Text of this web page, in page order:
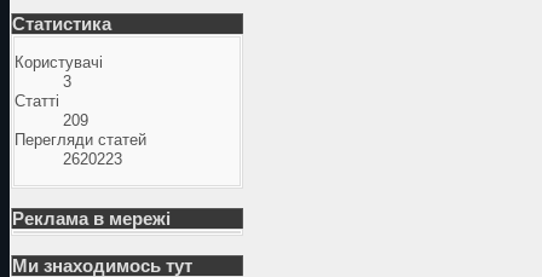
Статистика
Користувачі
3
Статті
209
Перегляди статей
2620223
Реклама в мережі
Ми знаходимось тут